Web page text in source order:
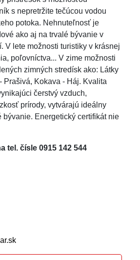
s nepretržite tečúcou vodou
potoka. Nehnuteľnosť je
ako aj na trvalé bývanie v
V lete možnosti turistiky v krásnej
poľovníctva... V zime možnosti
zimných stredísk ako: Látky
Prašivá, Kokava - Háj. Kvalita
čerstvý vzduch,
prírody, vytvárajú ideálny
bývanie. Energetický certifikát nie
tel. čísle 0915 142 544